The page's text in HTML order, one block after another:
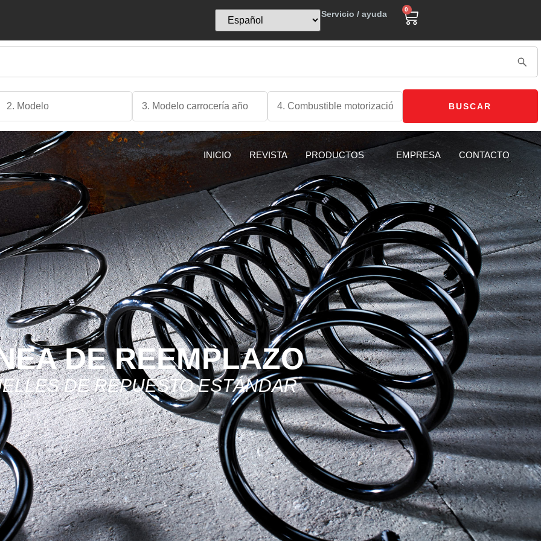
Servicio / ayuda 0
BUSCAR
INICIO REVISTA PRODUCTOS EMPRESA CONTACTO
DE REEMPLAZO
DE REPUESTO ESTÁNDAR